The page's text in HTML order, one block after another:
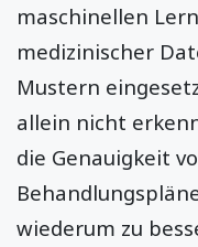
maschinellen
medizinischer
Mustern
allein nicht
die Genauigkeit
wiederum zu